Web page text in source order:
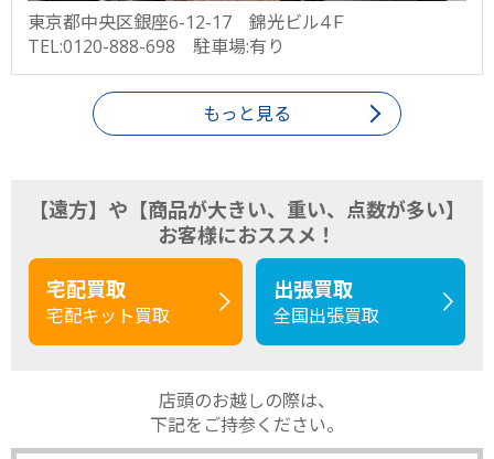
東京都中央区銀座6-12-17 錦光ビル4Ｆ
TEL:0120-888-698 駐車場:有り
もっと見る
【遠方】や【商品が大きい、重い、点数が多い】
お客様におススメ！
宅配買取
宅配キット買取
出張買取
全国出張買取
店頭のお越しの際は、
下記をご持参ください。